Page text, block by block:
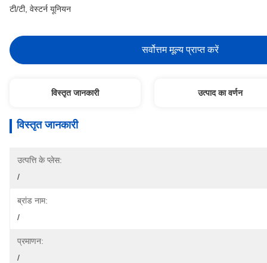
टी/टी, वेस्टर्न यूनियन
सर्वोत्तम मूल्य प्राप्त करें
विस्तृत जानकारी उत्पाद का वर्णन
विस्तृत जानकारी
उत्पत्ति के प्लेस:
/
ब्रांड नाम:
/
प्रमाणन:
/